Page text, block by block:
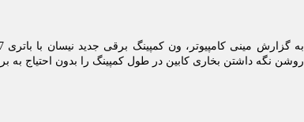
روشن نگه داشتن بخاری کابین در طول کمپینگ را بدون احتیاج به